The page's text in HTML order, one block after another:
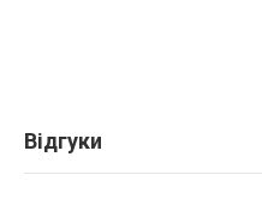
Відгуки